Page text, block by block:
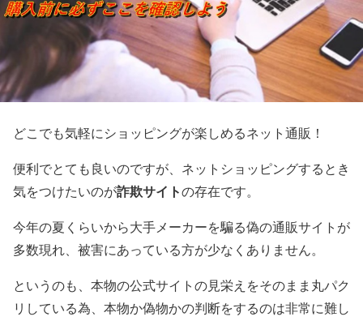
どこでも気軽にショッピングが楽しめるネット通販！
便利でとても良いのですが、ネットショッピングするとき
気をつけたいのが詐欺サイトの存在です。
今年の夏くらいから大手メーカーを騙る偽の通販サイトが
多数現れ、被害にあっている方が少なくありません。
というのも、本物の公式サイトの見栄えをそのまま丸パク
リしている為、本物か偽物かの判断をするのは非常に難し